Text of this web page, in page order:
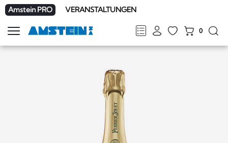
Amstein PRO VERANSTALTUNGEN
FRDEENIT
0
Navigation
zeigen